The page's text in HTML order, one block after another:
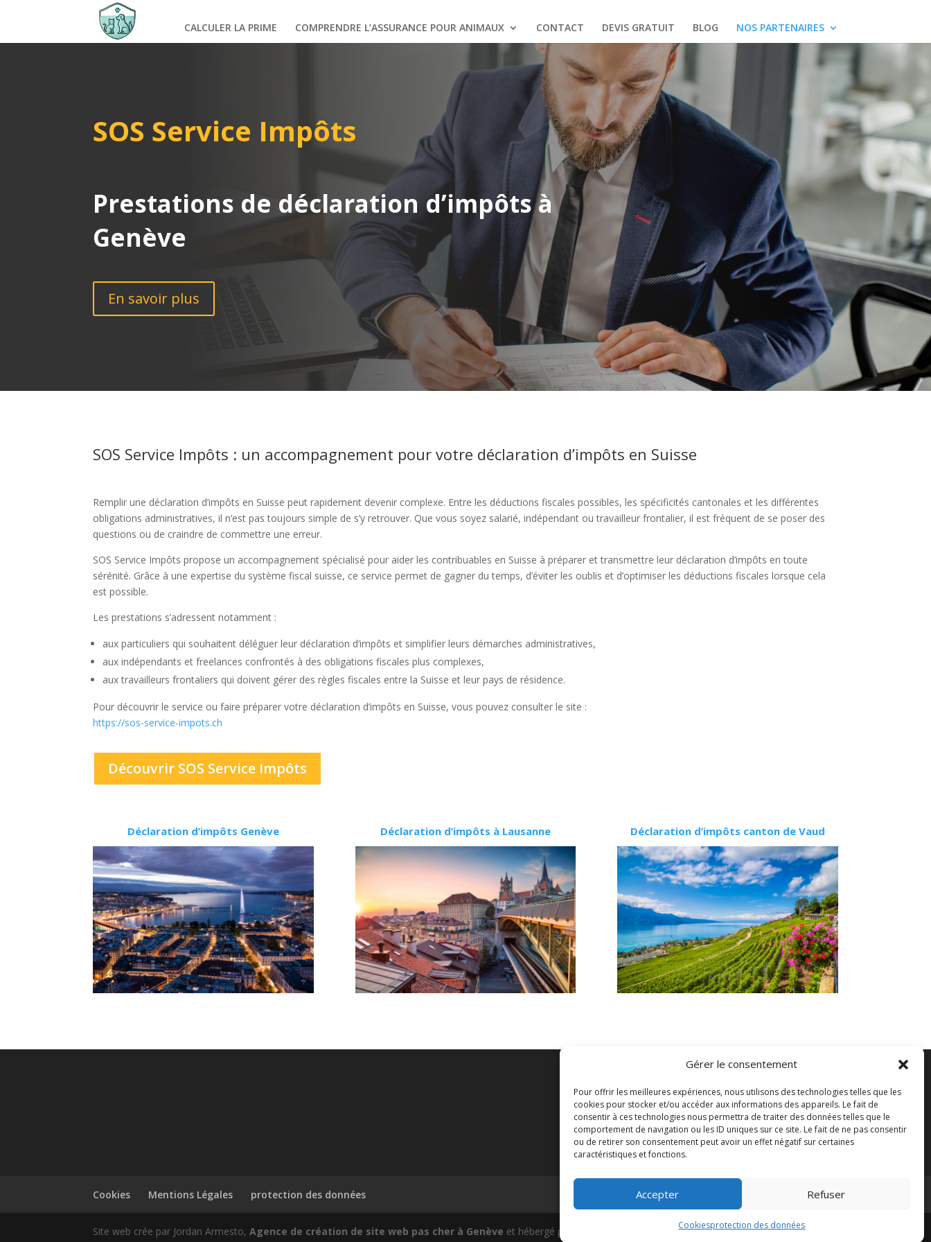
Gérer le consentement
Pour offrir les meilleures expériences, nous utilisons des technologies telles que les
cookies pour stocker et/ou accéder aux informations des appareils. Le fait de
consentir à ces technologies nous permettra de traiter des données telles que le
comportement de navigation ou les ID uniques sur ce site. Le fait de ne pas consentir
ou de retirer son consentement peut avoir un effet négatif sur certaines
caractéristiques et fonctions.
Accepter Refuser
Cookiesprotection des données
CALCULER LA PRIME COMPRENDRE L’ASSURANCE POUR ANIMAUX CONTACT DEVIS GRATUIT BLOG NOS PARTENAIRES
SOS Service Impôts
Prestations de déclaration d’impôts à
Genève
En savoir plus
SOS Service Impôts : un accompagnement pour votre déclaration d’impôts en Suisse
Remplir une déclaration d’impôts en Suisse peut rapidement devenir complexe. Entre les déductions fiscales possibles, les spécificités cantonales et les différentes
obligations administratives, il n’est pas toujours simple de s’y retrouver. Que vous soyez salarié, indépendant ou travailleur frontalier, il est fréquent de se poser des
questions ou de craindre de commettre une erreur.
SOS Service Impôts propose un accompagnement spécialisé pour aider les contribuables en Suisse à préparer et transmettre leur déclaration d’impôts en toute
sérénité. Grâce à une expertise du système fiscal suisse, ce service permet de gagner du temps, d’éviter les oublis et d’optimiser les déductions fiscales lorsque cela
est possible.
Les prestations s’adressent notamment :
aux particuliers qui souhaitent déléguer leur déclaration d’impôts et simplifier leurs démarches administratives,
aux indépendants et freelances confrontés à des obligations fiscales plus complexes,
aux travailleurs frontaliers qui doivent gérer des règles fiscales entre la Suisse et leur pays de résidence.
Pour découvrir le service ou faire préparer votre déclaration d’impôts en Suisse, vous pouvez consulter le site :
https://sos-service-impots.ch
Découvrir SOS Service Impôts
Déclaration d’impôts Genève Déclaration d’impôts à Lausanne Déclaration d’impôts canton de Vaud
Cookies Mentions Légales protection des données
Site web crée par Jordan Armesto,Agence de création de site web pas cher à Genève et hébergé par